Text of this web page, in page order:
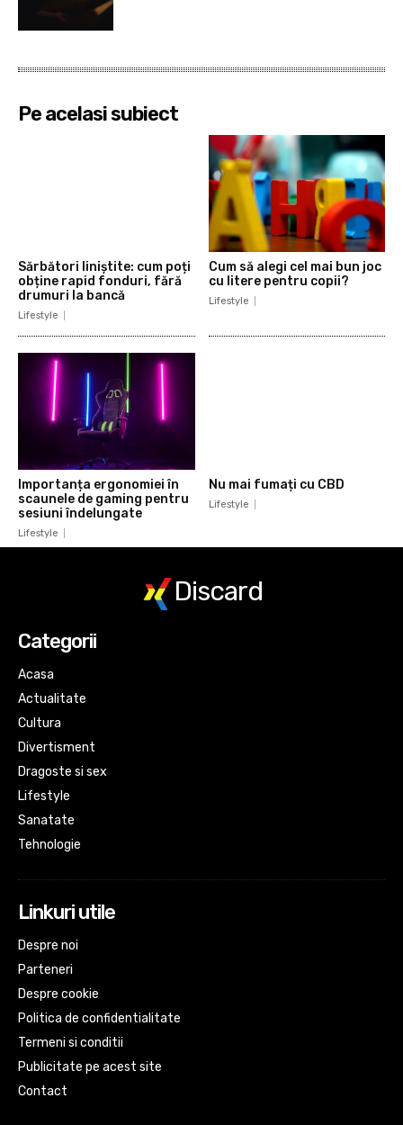
Pe acelasi subiect
Sărbători liniștite: cum poți
obține rapid fonduri, fără
drumuri la bancă
Lifestyle
Cum să alegi cel mai bun joc
cu litere pentru copii?
Lifestyle
Importanța ergonomiei în
scaunele de gaming pentru
sesiuni îndelungate
Lifestyle
Nu mai fumați cu CBD
Lifestyle
Discard
Categorii
Acasa
Actualitate
Cultura
Divertisment
Dragoste si sex
Lifestyle
Sanatate
Tehnologie
Linkuri utile
Despre noi
Parteneri
Despre cookie
Politica de confidentialitate
Termeni si conditii
Publicitate pe acest site
Contact